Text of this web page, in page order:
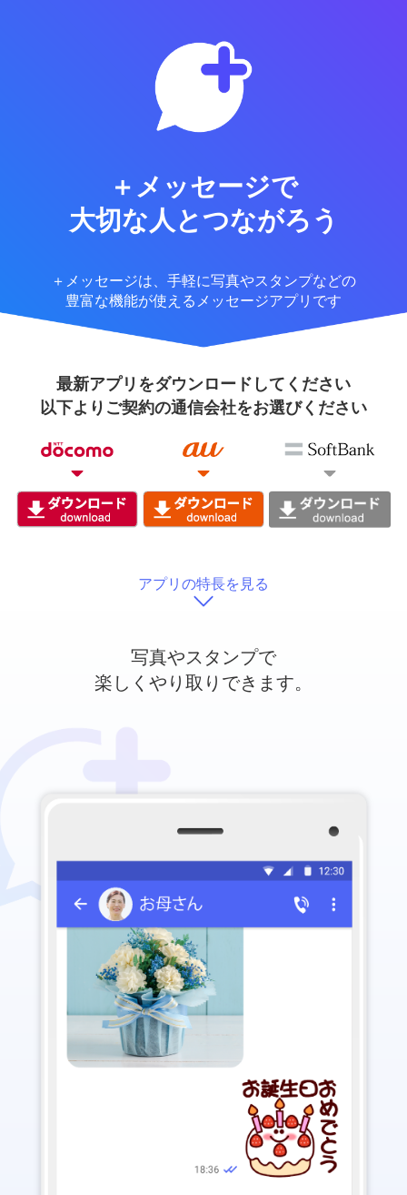
＋メッセージで
大切な人とつながろう
＋メッセージは、手軽に写真やスタンプなどの
豊富な機能が使えるメッセージアプリです
最新アプリをダウンロードしてください
以下よりご契約の通信会社をお選びください
アプリの特長を見る
写真やスタンプで
楽しくやり取りできます。